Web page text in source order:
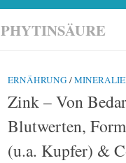
PHYTINSÄURE
ERNÄHRUNG /
Zink – Von
Blutwerten,
(u.a. Kupfer) &